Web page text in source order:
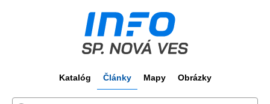
Katalóg Články Mapy Obrázky